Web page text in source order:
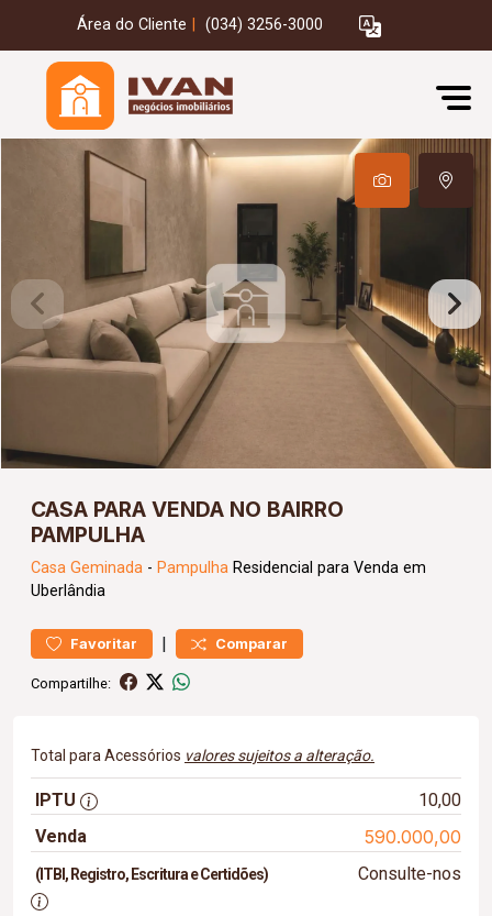
Área do Cliente (034) 3256-3000
CASA PARA VENDA NO BAIRRO
PAMPULHA
Casa Geminada - Pampulha Residencial para Venda em
Uberlândia
Favoritar | Comparar
Compartilhe:
Total para Acessórios valores sujeitos a alteração.
IPTU
10,00
Venda
590.000,00
(ITBI, Registro, Escritura e Certidões) Consulte-nos